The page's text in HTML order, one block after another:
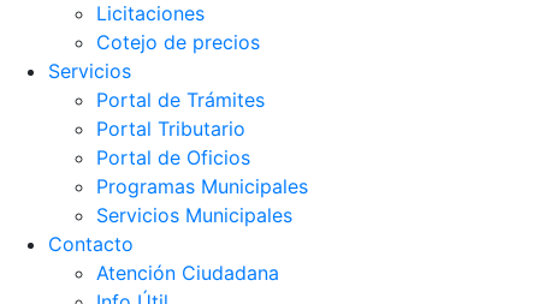
Licitaciones
Cotejo de precios
Servicios
Portal de Trámites
Portal Tributario
Portal de Oficios
Programas Municipales
Servicios Municipales
Contacto
Atención Ciudadana